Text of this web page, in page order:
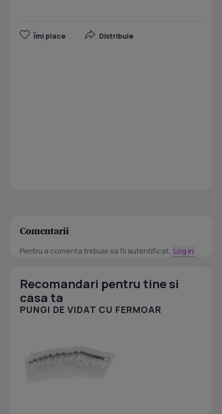
Îmi place Distribuie
Comentarii
Pentru a comenta trebuie sa fii autentificat. Log in
Recomandari pentru tine si
casa ta
PUNGI DE VIDAT CU FERMOAR